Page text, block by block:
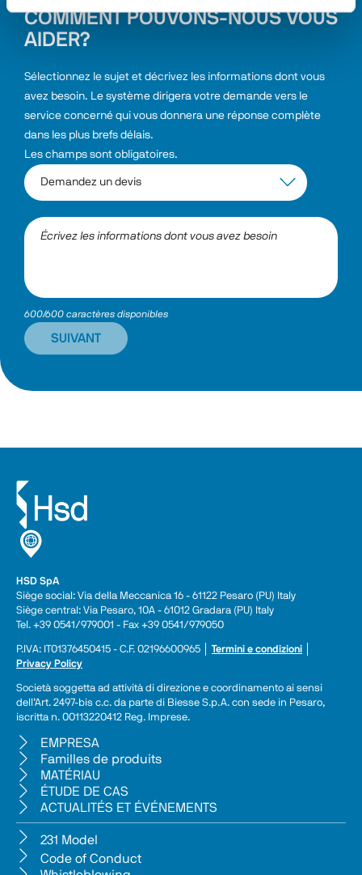
COMMENT POUVONS-NOUS VOUS
AIDER?
Sélectionnez le sujet et décrivez les informations dont vous
avez besoin. Le système dirigera votre demande vers le
service concerné qui vous donnera une réponse complète
dans les plus brefs délais.
Les champs sont obligatoires.
600/600 caractères disponibles
SUIVANT
HSD SpA
Siège social: Via della Meccanica 16 - 61122 Pesaro (PU) Italy
Siège central: Via Pesaro, 10A - 61012 Gradara (PU) Italy
Tel. +39 0541/979001 - Fax +39 0541/979050
P.IVA: IT01376450415 - C.F. 02196600965 │ Termini e condizioni
Privacy Policy
Società soggetta ad attività di direzione e coordinamento ai sensi
dell’Art. 2497-bis c.c. da parte di Biesse S.p.A. con sede in Pesaro,
iscritta n. 00113220412 Reg. Imprese.
EMPRESA
Familles de produits
MATÉRIAU
ÉTUDE DE CAS
ACTUALITÉS ET ÉVÉNEMENTS
231 Model
Code of Conduct